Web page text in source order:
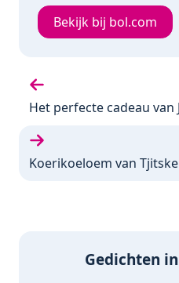
Bekijk bij bol.com
Vorige bundel:
Het perfecte cadeau van
Volgende bundel:
Koerikoeloem van Tjitske
Gedichten